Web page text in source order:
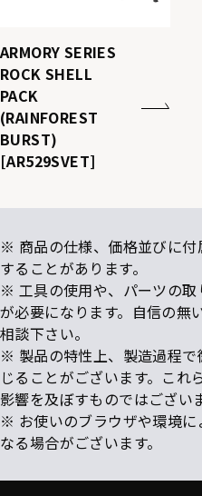
ARMORY SERIES
ROCK SHELL
PACK
(RAINFOREST
BURST)
[AR529SVET]
※ 商品の仕様、価格並びに
することがあります。
※ 工具の使用や、パーツの
が必要になります。自信の無
相談下さい。
※ 製品の特性上、製造過程
じることがございます。これ
影響を及ぼすものではござい
※ お使いのブラウザや環境
なる場合がございます。